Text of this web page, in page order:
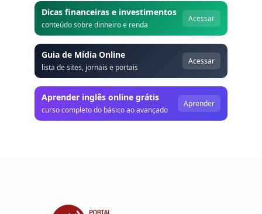
Dicas financeiras e investimentos
conteúdo sobre dinheiro e renda
Acessar
Guia de Mídia Online
lista de sites, jornais e portais
Acessar
Aprender inglês online grátis
curso completo do básico ao avançado
Aprender